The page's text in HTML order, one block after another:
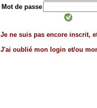
Mot de passe
Je ne suis pas encore inscrit,
J'ai oublié mon login et/ou